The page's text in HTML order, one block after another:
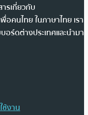
รเกี่ยวกับ
อคนไทย ในภาษาไทย เรา
อร์ดต่างประเทศและนำมา
ช้งาน